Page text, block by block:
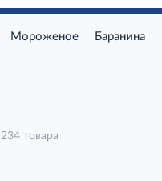
Мороженое Баранина
234 товара